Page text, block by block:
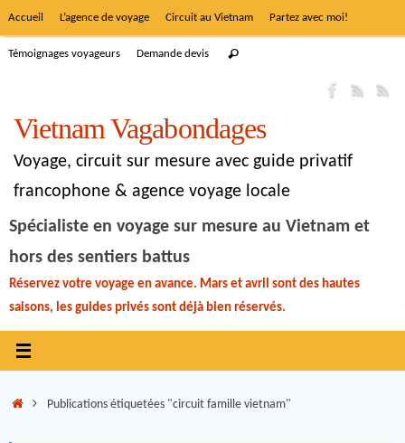
Accueil L’agence de voyage Circuit au Vietnam Partez avec moi!
Témoignages voyageurs Demande devis
Vietnam Vagabondages
Voyage, circuit sur mesure avec guide privatif
francophone & agence voyage locale
Spécialiste en voyage sur mesure au Vietnam et
hors des sentiers battus
Réservez votre voyage en avance. Mars et avril sont des hautes
saisons, les guides privés sont déjà bien réservés.
Publications étiquetées "circuit famille vietnam"